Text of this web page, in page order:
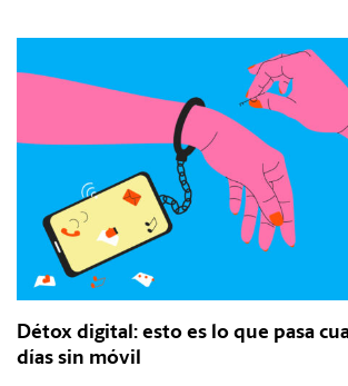
Détox digital: esto es lo que pasa
días sin móvil